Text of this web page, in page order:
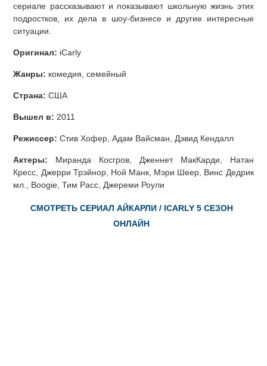
сериале рассказывают и показывают школьную жизнь этих
подростков, их дела в шоу-бизнесе и другие интересные
ситуации.
Оригинал: iCarly
Жанры: комедия, семейный
Страна: США
Вышел в: 2011
Режиссер: Стив Хофер, Адам Вайсман, Дэвид Кендалл
Актеры: Миранда Косгров, Дженнет МакКарди, Натан
Кресс, Джерри Трэйнор, Ной Манк, Мэри Шеер, Винс Дедрик
мл., Boogie, Тим Расс, Джереми Роули
СМОТРЕТЬ СЕРИАЛ АЙКАРЛИ / ICARLY 5 СЕЗОН
ОНЛАЙН